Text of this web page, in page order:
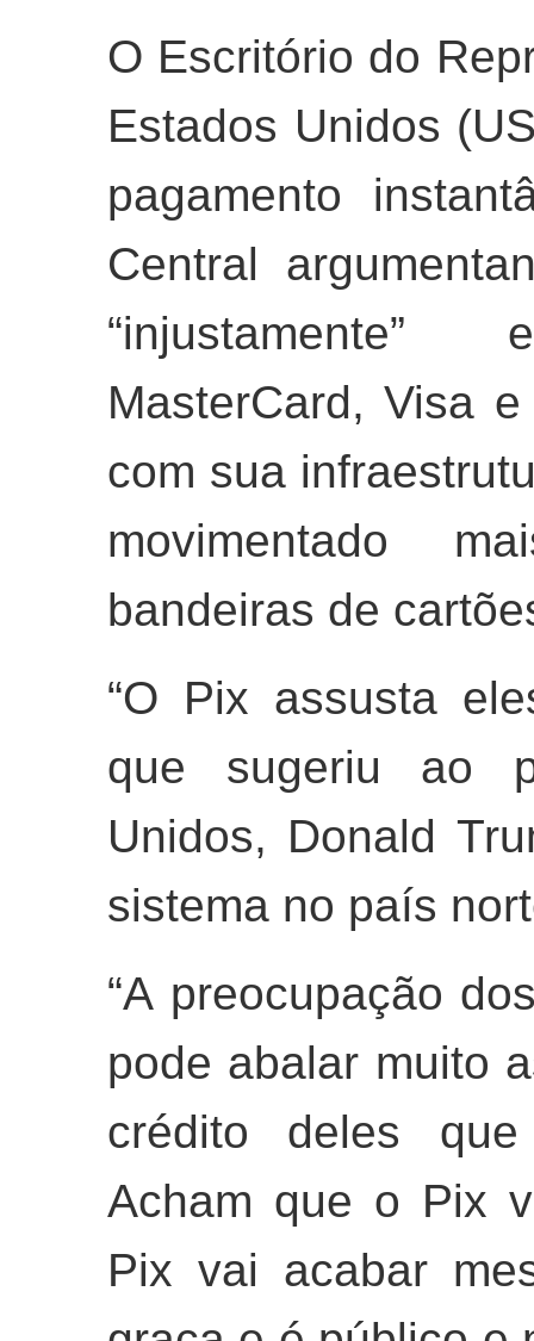
O Escritório do
Estados Unidos
pagamento
Central
MasterCard, Visa
com sua
movimentado
bandeiras de
“O Pix assusta
que sugeriu ao
Unidos, Donald
sistema no país
“A preocupação
pode abalar muito
crédito deles
Acham que o Pix
Pix vai acabar